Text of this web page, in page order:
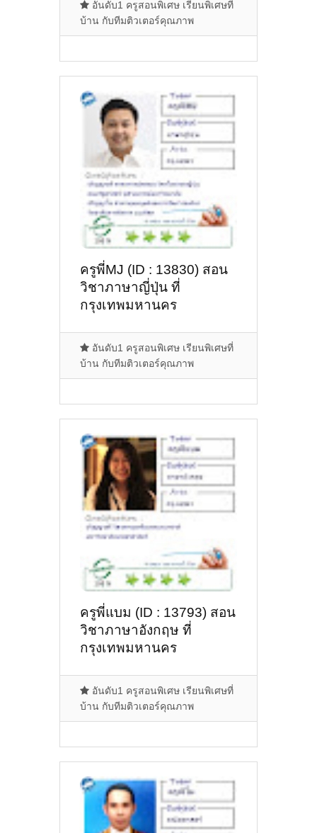
อันดับ1 ครูสอนพิเศษ เรียนพิเศษที่
บ้าน กับทีมติวเตอร์คุณภาพ
ครูพี่MJ (ID : 13830) สอน
วิชาภาษาญี่ปุ่น ที่
กรุงเทพมหานคร
อันดับ1 ครูสอนพิเศษ เรียนพิเศษที่
บ้าน กับทีมติวเตอร์คุณภาพ
ครูพี่แบม (ID : 13793) สอน
วิชาภาษาอังกฤษ ที่
กรุงเทพมหานคร
อันดับ1 ครูสอนพิเศษ เรียนพิเศษที่
บ้าน กับทีมติวเตอร์คุณภาพ